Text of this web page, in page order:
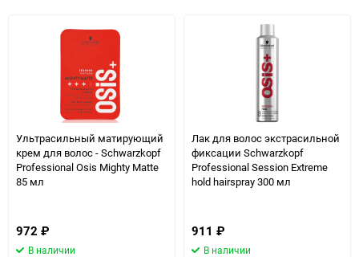
Ультрасильный матирующий
крем для волос - Schwarzkopf
Professional Osis Mighty Matte
85 мл
972 ₽
В наличии
Лак для волос экстрасильной
фиксации Schwarzkopf
Professional Session Extreme
hold hairspray 300 мл
911 ₽
В наличии